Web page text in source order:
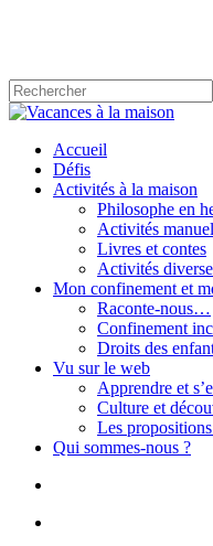
content
Close
account
Menu
Accueil
Défis
Activités à la maison
Philosophe en
Activités
Livres et contes
Activités
Mon confinement et
Raconte-nous…
Confinement
Droits des
Vu sur le web
Apprendre et
Culture et
Les
Qui sommes-nous ?